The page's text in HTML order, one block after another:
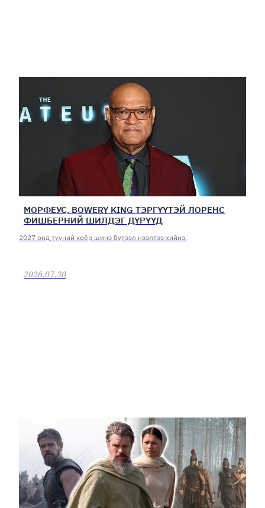
МОРФЕУС, BOWERY KING ТЭРГҮҮТЭЙ ЛОРЕНС
ФИШБЕРНИЙ ШИЛДЭГ ДҮРҮҮД
2027 онд түүний хоёр шинэ бүтээл нээлтээ хийнэ.
2026.07.30